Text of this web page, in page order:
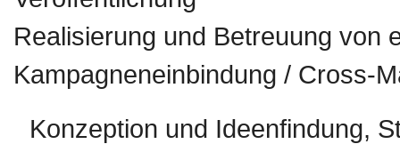
Realisierung und Betreuung von
Kampagneneinbindung / Cross-
Konzeption und Ideenfindung,